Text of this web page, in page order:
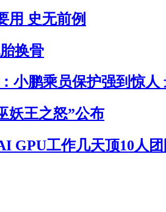
用 史无前例
换骨
小鹏乘员保护强到惊人
妖王之怒”公布
GPU工作几天顶10人